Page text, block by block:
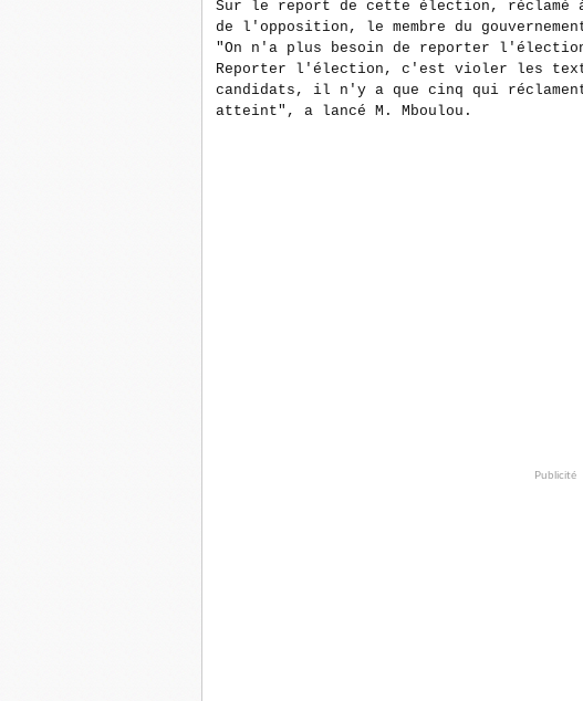
Sur le report de cette élection,
de l'opposition, le membre du
"On n'a plus besoin de reporter
Reporter l'élection, c'est violer les
candidats, il n'y a que cinq qui
atteint", a lancé M. Mboulou.
Publicité